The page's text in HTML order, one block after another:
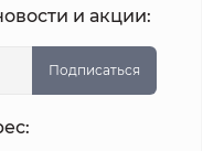
и акции:
Подписаться